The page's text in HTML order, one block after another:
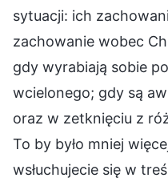
sytuacji: ich
zachowanie wobec
gdy wyrabiają sobie
wcielonego; gdy są
oraz w zetknięciu z
To by było mniej
wsłuchujecie się w